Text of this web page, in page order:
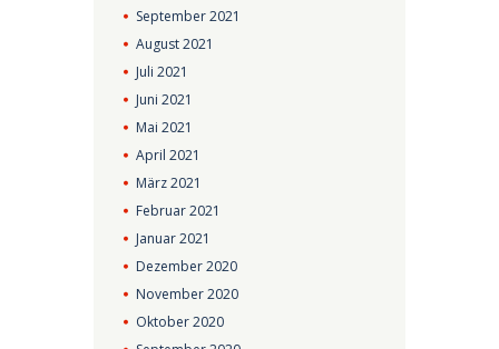
September2021
August2021
Juli2021
Juni2021
Mai2021
April2021
März2021
Februar2021
Januar2021
Dezember2020
November2020
Oktober2020